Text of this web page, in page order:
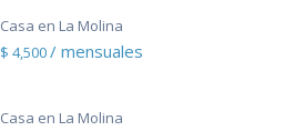
Casa en La Molina
$ 4,500/ mensuales
Casa en La Molina